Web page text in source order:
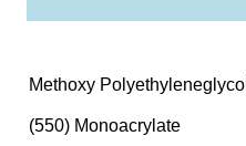
Methoxy Polyethyleneglycol
(550) Monoacrylate